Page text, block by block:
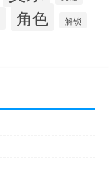
角色 解锁